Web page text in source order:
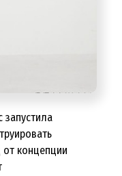
запустила
концепции